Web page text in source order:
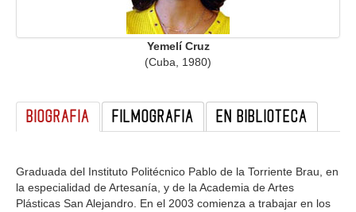
Yemelí Cruz
(Cuba, 1980)
BIOGRAFIA FILMOGRAFIA EN BIBLIOTECA
Graduada del Instituto Politécnico Pablo de la Torriente Brau, en
la especialidad de Artesanía, y de la Academia de Artes
Plásticas San Alejandro. En el 2003 comienza a trabajar en los